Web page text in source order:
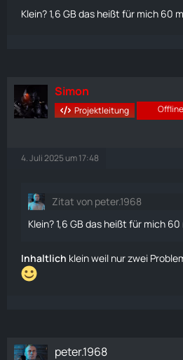
Klein? 1,6 GB das heißt für mich 60
Simon
Projektleitung Offline
4. Juli 2025 um 17:48
Zitat von peter.1968
Klein? 1,6 GB das heißt für mich 60
Inhaltlich klein weil nur zwei
peter.1968